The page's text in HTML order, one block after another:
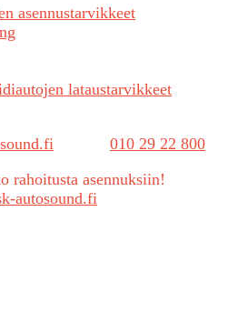
asennustarvikkeet
lataustarvikkeet
010 29 22 800
rahoitusta asennuksiin!
autosound.fi